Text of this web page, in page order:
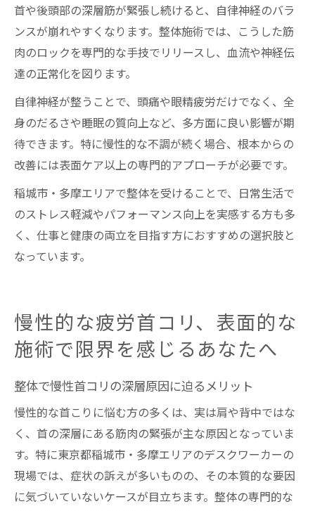
首や後頭部の深層筋が緊張し続けると、自律神経のバラ
ンスが崩れやすくなります。整体施術では、こうした筋
肉のロックを専門的な手技でリリースし、血流や神経伝
達の正常化を図ります。
自律神経が整うことで、頭痛や眼精疲労だけでなく、全
身のだるさや睡眠の質向上など、多方面に良い影響が期
待できます。特に慢性的な不調が続く場合、根本からの
改善には表面ケア以上の専門的アプローチが必要です。
稲城市・多摩エリアで整体を受けることで、日常生活で
のストレス軽減やパフォーマンス向上を実感する方も多
く、仕事と健康の両立を目指す方におすすめの選択肢と
なっています。
慢性的な疲労首コリ、表面的な
施術で限界を感じるあなたへ
整体で慢性首コリの深層原因に迫るメリット
慢性的な首こりに悩む方の多くは、実は肩や背中ではな
く、首の深層にある筋肉の緊張が主な原因となっていま
す。特に東京都稲城市・多摩エリアのデスクワーカーの
現場では、症状の訴えが多いものの、その本質的な要因
に気づいていないケースが目立ちます。整体の専門的な